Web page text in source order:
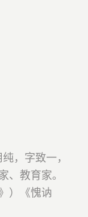
，字致一，
、教育家。
）《愧讷